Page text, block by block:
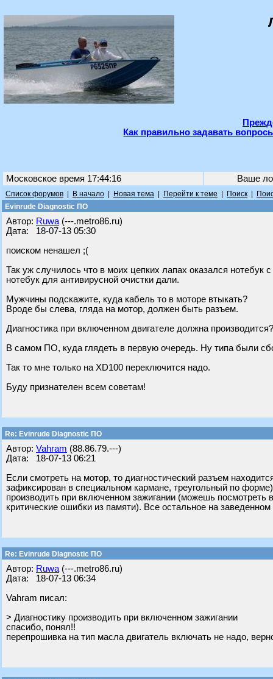
Как правильно задавать
Московское время 17:44:16 Ваше
Список форумов В начало Новая тема Перейти к теме Поиск
Evinrude Diagnostic ПО
Автор: Ruwa (---.metro86.ru)
Дата: 18-07-13 05:30
поиском ненашел ;(
Так уж случилось что в моих цепких лапах оказался нотебук
нотебук для антивирусной очистки дали.
Мужчины подскажите, куда кабель то в моторе втыкать?
Вроде бы слева, гляда на мотор, должен быть разъем.
Диагностика при включенном двигателе должна производится?
В самом ПО, куда глядеть в первую очередь. Ну типа были
Так то мне только на XD100 переключится надо.
Буду признателен всем советам!
Re: Evinrude Diagnostic ПО
Автор: Vahram (88.86.79.---)
Дата: 18-07-13 06:21
Если смотреть на мотор, то диагностический разъем
зафиксирован в специальном кармане, треугольный по
производить при включенном зажигании (можешь
критические ошибки из памяти). Все остальное на
Re: Evinrude Diagnostic ПО
Автор: Ruwa (---.metro86.ru)
Дата: 18-07-13 06:34
Vahram писал:
> Диагностику производить при включенном зажигании
спасибо, понял!!
перепрошивка на тип масла двигатель включать не надо,